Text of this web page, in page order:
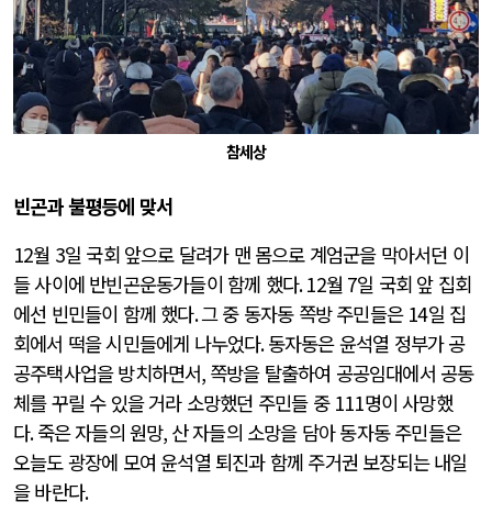
참세상
빈곤과 불평등에 맞서
12월 3일 국회 앞으로 달려가 맨 몸으로 계엄군을 막아서던 이
들 사이에 반빈곤운동가들이 함께 했다. 12월 7일 국회 앞 집회
에선 빈민들이 함께 했다.그 중 동자동 쪽방 주민들은 14일 집
회에서 떡을 시민들에게 나누었다.동자동은 윤석열 정부가 공
공주택사업을 방치하면서, 쪽방을 탈출하여 공공임대에서 공동
체를 꾸릴 수 있을 거라 소망했던 주민들 중 111명이 사망했
다.죽은 자들의 원망, 산 자들의 소망을 담아 동자동 주민들은
오늘도 광장에 모여 윤석열 퇴진과 함께 주거권 보장되는 내일
을 바란다.